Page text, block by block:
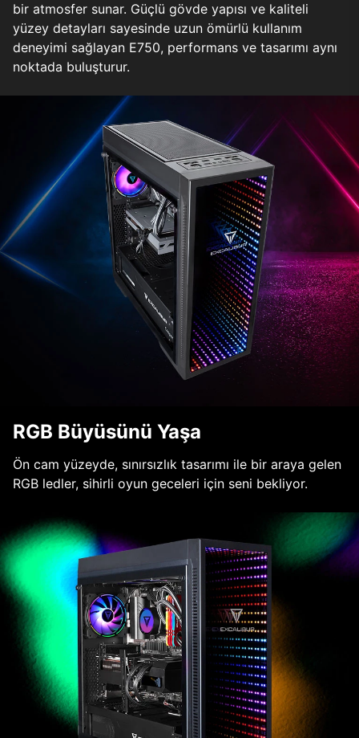
bir atmosfer sunar. Güçlü gövde yapısı ve kaliteli
yüzey detayları sayesinde uzun ömürlü kullanım
deneyimi sağlayan E750, performans ve tasarımı aynı
noktada buluşturur.
RGB Büyüsünü Yaşa
Ön cam yüzeyde, sınırsızlık tasarımı ile bir araya gelen
RGB ledler, sihirli oyun geceleri için seni bekliyor.